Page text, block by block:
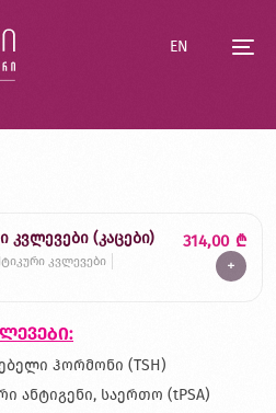
EN
(კაცები)
კვლევები
314,00 ₾
+
ჰორმონი (TSH)
ანტიგენი, საერთო (tPSA)